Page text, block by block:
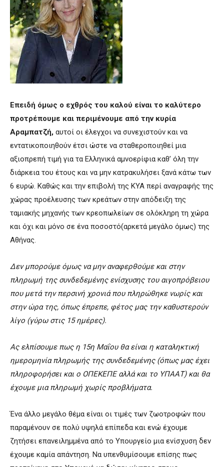
Επειδή όμως ο εχθρός του καλού είναι το καλύτερο
προτρέπουμε και περιμένουμε από την κυρία
Αραμπατζή, αυτοί οι έλεγχοι να συνεχιστούν και να
εντατικοποιηθούν έτσι ώστε να σταθεροποιηθεί μια
αξιοπρεπή τιμή για τα Ελληνικά αμνοερίφια καθ’ όλη την
διάρκεια του έτους και να μην κατρακυλήσει ξανά κάτω των
6 ευρώ. Καθώς και την επιβολή της ΚΥΑ περί αναγραφής της
χώρας προέλευσης των κρεάτων στην απόδειξη της
ταμιακής μηχανής των κρεοπωλείων σε ολόκληρη τη χώρα
και όχι και μόνο σε ένα ποσοστό(αρκετά μεγάλο όμως) της
Αθήνας.
Δεν μπορούμε όμως να μην αναφερθούμε και στην
πληρωμή της συνδεδεμένης ενίσχυσης του αιγοπρόβειου
που μετά την περσινή χρονιά που πληρώθηκε νωρίς και
στην ώρα της, όπως έπρεπε, φέτος μας την καθυστερούν
λίγο (γύρω στις 15 ημέρες).
Ας ελπίσουμε πως η 15η Μαΐου θα είναι η καταληκτική
ημερομηνία πληρωμής της συνδεδεμένης (όπως μας έχει
πληροφορήσει και ο ΟΠΕΚΕΠΕ αλλά και το ΥΠΑΑΤ) και θα
έχουμε μια πληρωμή χωρίς προβλήματα.
Ένα άλλο μεγάλο θέμα είναι οι τιμές των ζωοτροφών που
παραμένουν σε πολύ υψηλά επίπεδα και ενώ έχουμε
ζητήσει επανειλημμένα από το Υπουργείο μια ενίσχυση δεν
έχουμε καμία απάντηση. Να υπενθυμίσουμε επίσης πως